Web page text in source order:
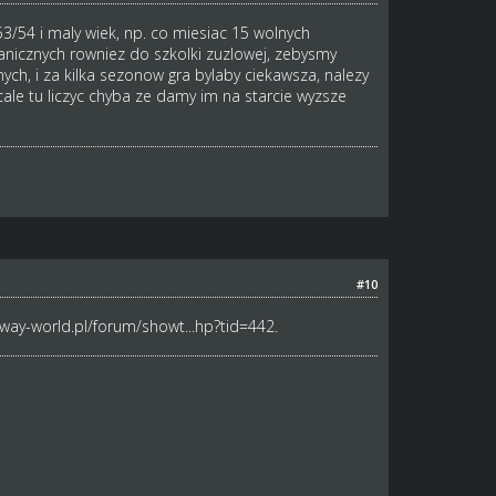
54 i maly wiek, np. co miesiac 15 wolnych
rowniez do szkolki zuzlowej, zebysmy
i za kilka sezonow gra bylaby ciekawsza, nalezy
tu liczyc chyba ze damy im na starcie wyzsze
#10
world.pl/forum/showt...hp?tid=442